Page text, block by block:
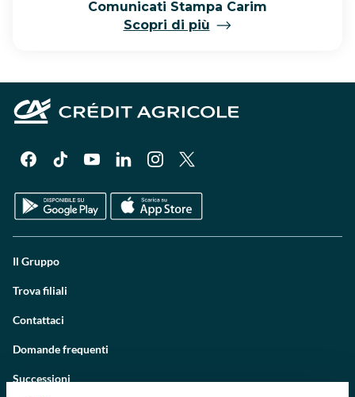
Comunicati Stampa Carim
Scopri di più
Il Gruppo
Trova filiali
Contattaci
Domande frequenti
Successioni